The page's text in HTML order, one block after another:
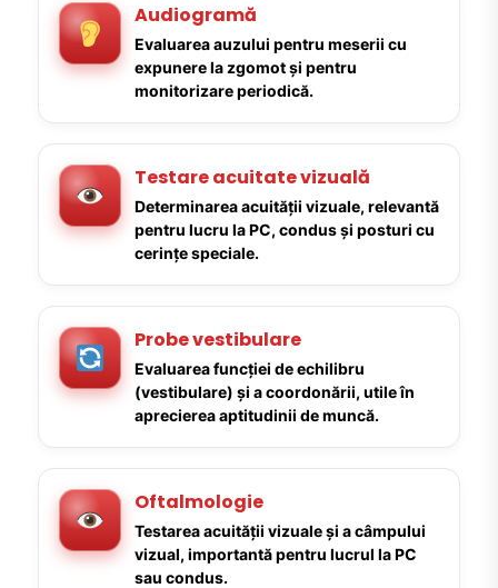
Audiogramă
Evaluarea auzului pentru meserii cu
expunere la zgomot și pentru
monitorizare periodică.
Testare acuitate vizuală
Determinarea acuității vizuale, relevantă
pentru lucru la PC, condus și posturi cu
cerințe speciale.
Probe vestibulare
Evaluarea funcției de echilibru
(vestibulare) și a coordonării, utile în
aprecierea aptitudinii de muncă.
Oftalmologie
Testarea acuității vizuale și a câmpului
vizual, importantă pentru lucrul la PC
sau condus.